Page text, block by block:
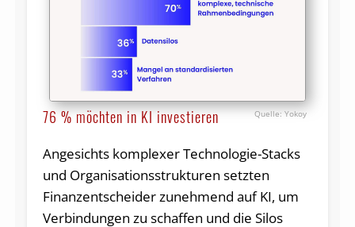
Yokoy
76 % möchten in KI investieren
Angesichts komplexer Technologie-Stacks
und Organisationsstrukturen setzten
Finanzentscheider zunehmend auf KI, um
Verbindungen zu schaffen und die Silos